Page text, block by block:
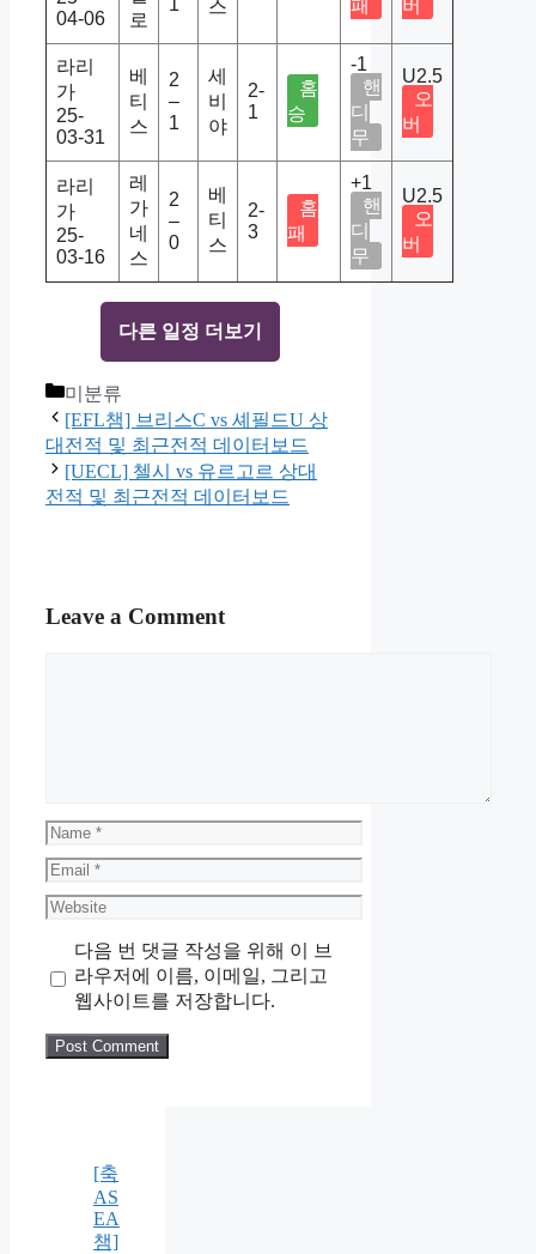
04-06
로
스 패 버
라리
가
25-
03-31
베
티
스
2
–
1
세
비
야
2-
1
홈
승
-1
핸
디
무
U2.5
오
버
라리
가
25-
03-16
레
가
네
스
2
–
0
베
티
스
2-
3
홈
패
+1
핸
디
무
U2.5
오
버
다른 일정 더보기
Categories
미분류
[EFL챔] 브리스C vs 셰필드U 상
대전적 및 최근전적 데이터보드
[UECL] 첼시 vs 유르고르 상대
전적 및 최근전적 데이터보드
Leave a Comment
Name
Email
Website
다음 번 댓글 작성을 위해 이 브
라우저에 이름, 이메일, 그리고
웹사이트를 저장합니다.
[축
AS
EA
챔]